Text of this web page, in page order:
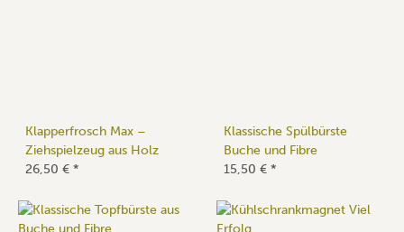
Klapperfrosch Max –
Ziehspielzeug aus Holz
26,50 € *
Klassische Spülbürste
Buche und Fibre
15,50 € *